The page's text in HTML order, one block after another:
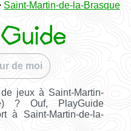
Saint-Martin-de-la-Brasque
de moi
jeux à Saint-Martin-
? Ouf, PlayGuide
à Saint-Martin-de-la-